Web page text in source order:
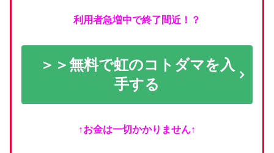
利用者急増中で終了間近！？
＞＞無料で虹のコトダマを入
手する
↑お金は一切かかりません↑